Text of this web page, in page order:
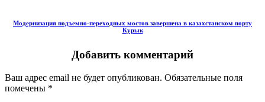
Модернизация подъемно-переходных мостов завершена в казахстанском порту
Курык
Добавить комментарий
Ваш адрес email не будет опубликован. Обязательные поля
помечены *